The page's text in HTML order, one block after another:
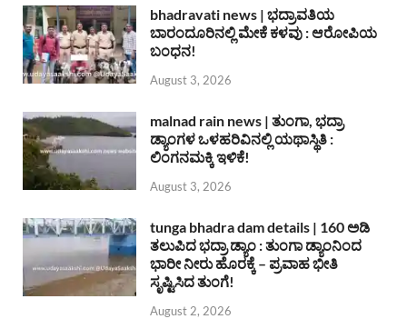
bhadravati news | ಭದ್ರಾವತಿಯ
ಬಾರಂದೂರಿನಲ್ಲಿ ಮೇಕೆ ಕಳವು : ಆರೋಪಿಯ
ಬಂಧನ!
August 3, 2026
malnad rain news | ತುಂಗಾ, ಭದ್ರಾ
ಡ್ಯಾಂಗಳ ಒಳಹರಿವಿನಲ್ಲಿ ಯಥಾಸ್ಥಿತಿ :
ಲಿಂಗನಮಕ್ಕಿ ಇಳಿಕೆ!
August 3, 2026
tunga bhadra dam details | 160 ಅಡಿ
ತಲುಪಿದ ಭದ್ರಾ ಡ್ಯಾಂ : ತುಂಗಾ ಡ್ಯಾಂನಿಂದ
ಭಾರೀ ನೀರು ಹೊರಕ್ಕೆ – ಪ್ರವಾಹ ಭೀತಿ
ಸೃಷ್ಟಿಸಿದ ತುಂಗೆ!
August 2, 2026